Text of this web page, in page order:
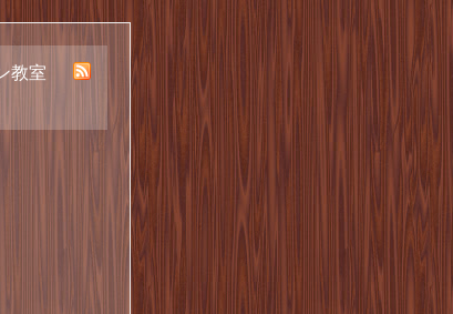
教室